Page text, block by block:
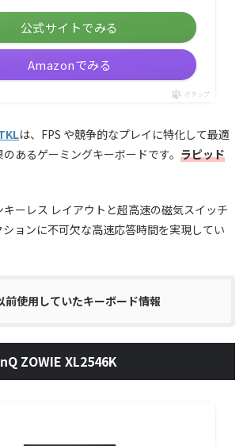
公式サイトでみる
Amazonでみる
ポチップ
は、FPS や競争的なプレイに特化して最適
あるゲーミングキーボードです。 ラピッド
キーレス レイアウトと超高速の磁気スイッチ
ョンに不可欠な高速応答時間を実現してい
前使用していたキーボード情報
ZOWIE XL2546K